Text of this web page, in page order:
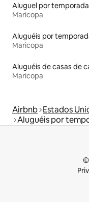
Maricopa
Maricopa
Aluguéis de casas de
Maricopa
Airbnb Estados
Aluguéis por
©